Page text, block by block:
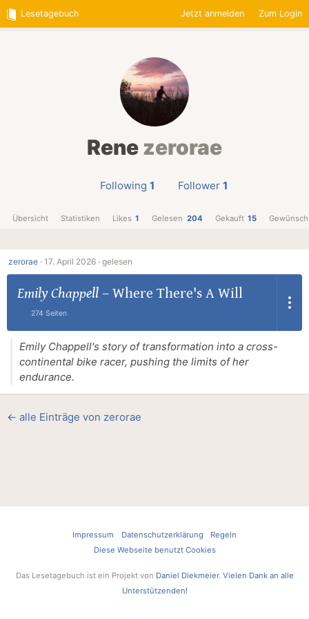
Lesetagebuch Jetzt anmelden Zum Login
Renezerorae
Following 1 Follower 1
Übersicht Statistiken Likes 1 Gelesen 204 Gekauft 15
zerorae · 17. April 2026 · gelesen
Emily Chappell– Where There's A Will
274 Seiten
Emily Chappell's story of transformation into a cross-
continental bike racer, pushing the limits of her
endurance.
← alle Einträge von zerorae
Impressum Datenschutzerklärung
Regeln
Diese Webseite benutzt Cookies
Das Lesetagebuch ist ein Projekt von Daniel Diekmeier. Vielen Dank an alle
Unterstützenden!